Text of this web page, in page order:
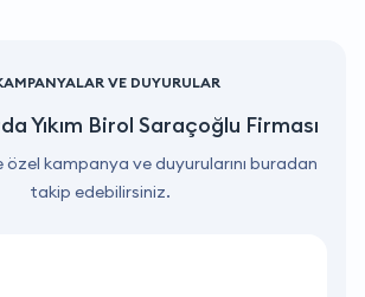
VE DUYURULAR
Yıkım Birol Saraçoğlu Firması
özel kampanya ve duyurularını buradan
takip edebilirsiniz.